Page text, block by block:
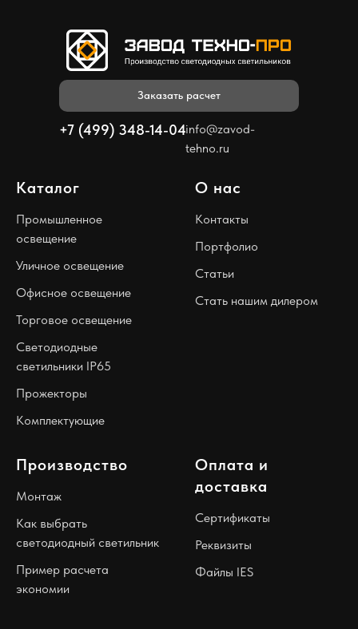
+7 (499) 348-14-04info@zavod-
tehno.ru
Заказать расчет
Каталог
Промышленное
освещение
Уличное освещение
Офисное освещение
Торговое освещение
Светодиодные
светильники IP65
Прожекторы
Комплектующие
О нас
Контакты
Портфолио
Статьи
Стать нашим дилером
Производство
Монтаж
Как выбрать
светодиодный светильник
Пример расчета
экономии
Оплата и
доставка
Сертификаты
Реквизиты
Файлы IES